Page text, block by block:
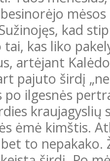
kad
kas liko
artėjant
pajuto širdį
po ilgesnės
ėmė kimštis.
to nepakako.